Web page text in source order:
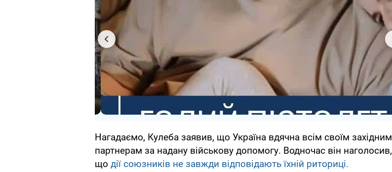
Нагадаємо, Кулеба заявив, що Україна вдячна всім своїм західним
партнерам за надану військову допомогу. Водночас він наголосив,
що дії союзників не завжди відповідають їхній риториці.